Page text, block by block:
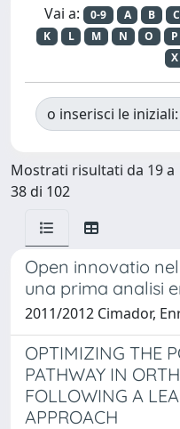
Vai a: 0-9 A B C
K
L M N O P
X
o inserisci le iniziali:
Mostrati risultati da 19 a
38 di 102
Open innovatio
una prima analisi
2011/2012 Cimador,
OPTIMIZING THE
PATHWAY IN
FOLLOWING A
APPROACH